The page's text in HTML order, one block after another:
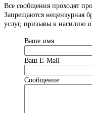
Все сообщения проходят
Запрещаются нецензурная
услуг, призывы к насилию
Ваше имя
Ваш Е-Mail
Сообщение